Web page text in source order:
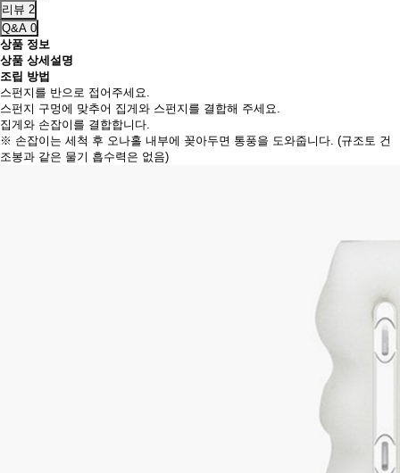
리뷰 2
Q&A 0
상품 정보
상품 상세설명
조립 방법
스펀지를 반으로 접어주세요.
스펀지 구멍에 맞추어 집게와 스펀지를 결합해 주세요.
집게와 손잡이를 결합합니다.
※ 손잡이는 세척 후 오나홀 내부에 꽂아두면 통풍을 도와줍니다. (규조토 건
조봉과 같은 물기 흡수력은 없음)